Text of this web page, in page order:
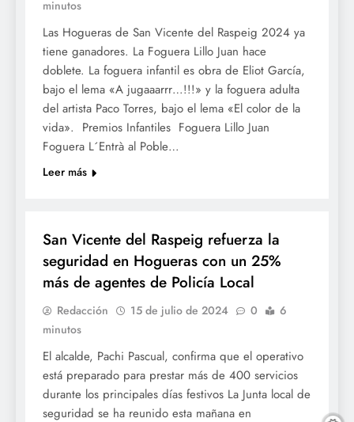
minutos
Las Hogueras de San Vicente del Raspeig 2024 ya
tiene ganadores. La Foguera Lillo Juan hace
doblete. La foguera infantil es obra de Eliot García,
bajo el lema «A jugaaarrr…!!!» y la foguera adulta
del artista Paco Torres, bajo el lema «El color de la
vida». Premios Infantiles Foguera Lillo Juan
Foguera L´Entrà al Poble…
Leer más
San Vicente del Raspeig refuerza la
seguridad en Hogueras con un 25%
más de agentes de Policía Local
Redacción 15 de julio de 2024 0
6
minutos
El alcalde, Pachi Pascual, confirma que el operativo
está preparado para prestar más de 400 servicios
durante los principales días festivos La Junta local de
seguridad se ha reunido esta mañana en